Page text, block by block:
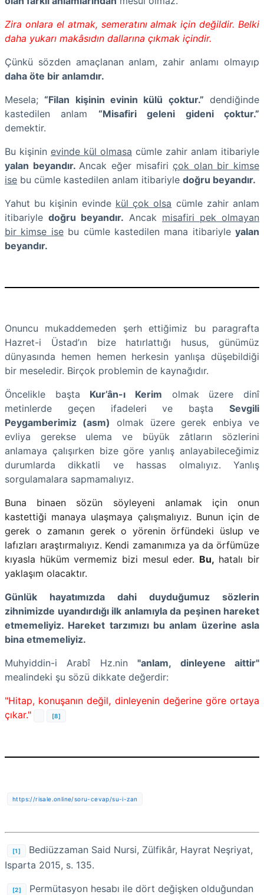
Zira onlara el atmak, semeratını almak için değildir. Belki
daha yukarı makâsıdın dallarına çıkmak içindir.
Çünkü sözden amaçlanan anlam, zahir anlamı olmayıp
daha öte bir anlamdır.
Mesela; “Filan kişinin evinin külü çoktur.” dendiğinde
kastedilen anlam “Misafiri geleni gideni çoktur.”
demektir.
Bu kişinin evinde kül olmasa cümle zahir anlam itibariyle
yalan beyandır.Ancak eğer misafiriçok olan bir kimse
ise bu cümle kastedilen anlam itibariyle doğru beyandır.
Yahut bu kişinin evinde kül çok olsa cümle zahir anlam
itibariyle doğru beyandır. Ancak misafiri pek olmayan
bir kimse isebu cümle kastedilen mana itibariyle yalan
beyandır.
Onuncu mukaddemeden şerh ettiğimiz bu paragrafta
Hazret-i Üstad’ın bize hatırlattığı husus, günümüz
dünyasında hemen hemen herkesin yanlışa düşebildiği
bir meseledir. Birçok problemin de kaynağıdır.
Öncelikle başta Kur’ân-ı Kerim olmak üzere dinî
metinlerde geçen ifadeleri ve başta Sevgili
Peygamberimiz (asm) olmak üzere gerek enbiya ve
evliya gerekse ulema ve büyük zâtların sözlerini
anlamaya çalışırken bize göre yanlış anlayabileceğimiz
durumlarda dikkatli ve hassas olmalıyız. Yanlış
sorgulamalara sapmamalıyız.
Buna binaen sözün söyleyeni anlamak için onun
kastettiği manaya ulaşmaya çalışmalıyız. Bunun için de
gerek o zamanın gerek o yörenin örfündeki üslup ve
lafızları araştırmalıyız. Kendi zamanımıza ya da örfümüze
kıyasla hüküm vermemiz bizi mesul eder. Bu, hatalı bir
yaklaşım olacaktır.
Günlük hayatımızda dahi duyduğumuz sözlerin
zihnimizde uyandırdığı ilk anlamıyla da peşinen hareket
etmemeliyiz. Hareket tarzımızı bu anlam üzerine asla
bina etmemeliyiz.
Muhyiddin-i Arabî Hz.nin"anlam, dinleyene aittir"
mealindeki şu sözü dikkate değerdir:
"Hitap, konuşanın değil, dinleyenin değerine göre ortaya
çıkar."
[8]
https://risale.online/soru-cevap/su-i-zan
[1]
Bediüzzaman Said Nursi, Zülfikâr, Hayrat Neşriyat,
Isparta 2015, s. 135.
[2]
Permütasyon hesabı ile dört değişken olduğundan